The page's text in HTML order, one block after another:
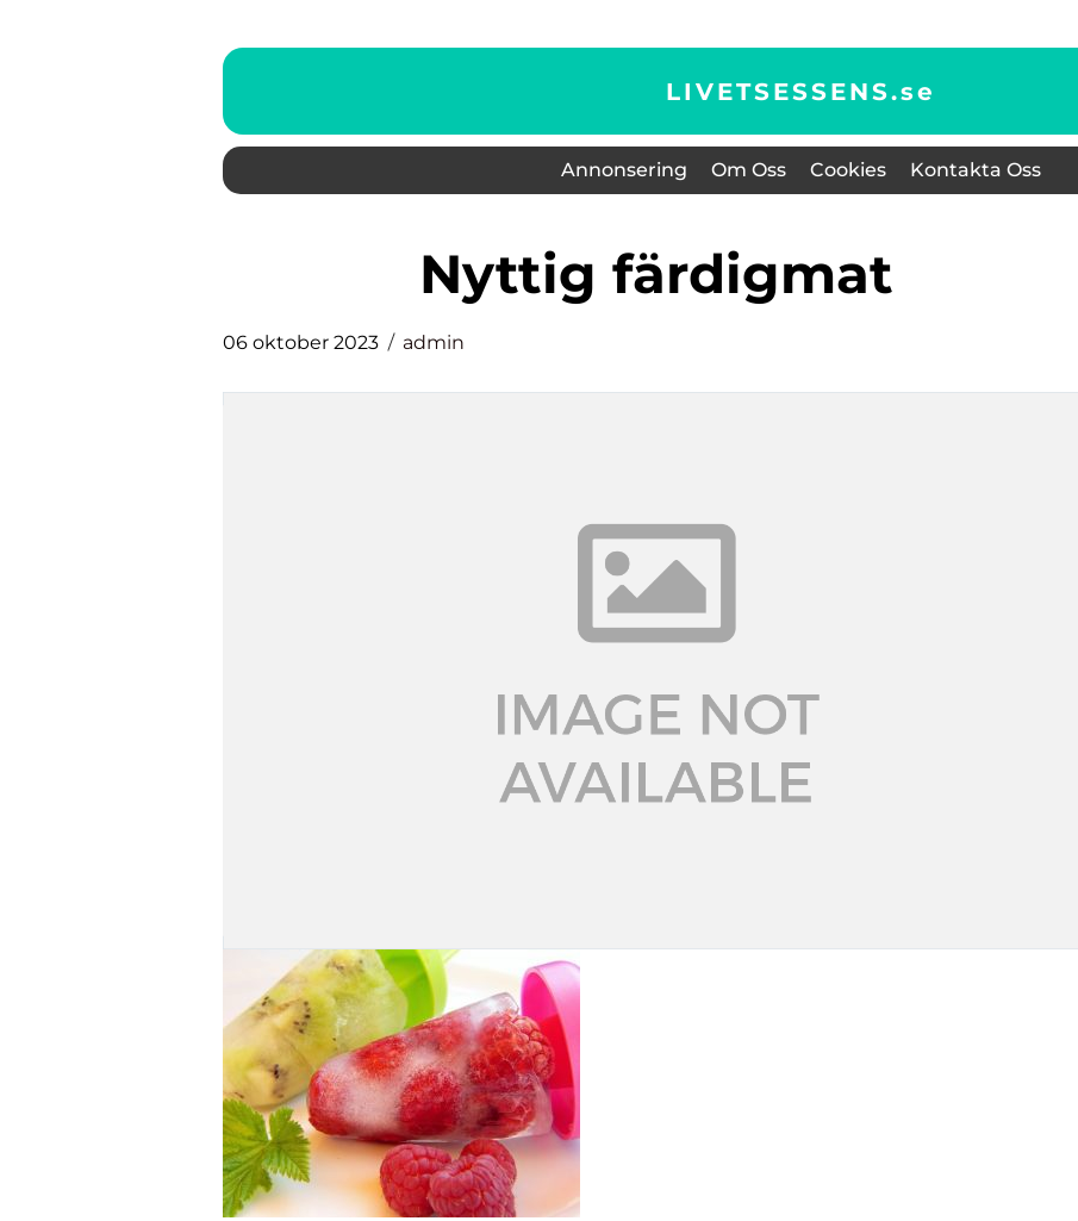
LIVETSESSENS.se
Annonsering Om Oss Cookies Kontakta Oss
nyttig färdigmat
06 oktober 2023 admin